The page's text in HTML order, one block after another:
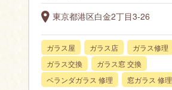
東京都港区白金2丁目3-26
ガラス屋 ガラス店
ガラス修理
ガラス交換
ガラス窓 交換
ベランダガラス 修理
窓ガラス 修理